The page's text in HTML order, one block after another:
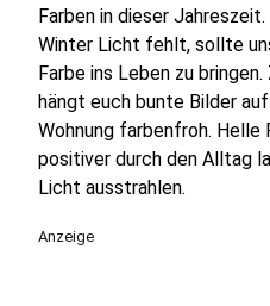
Farben in dieser
Winter Licht fehlt, sollte
Farbe ins Leben zu
hängt euch bunte Bilder
Wohnung farbenfroh. Helle
positiver durch den Alltag
Licht ausstrahlen.
Anzeige